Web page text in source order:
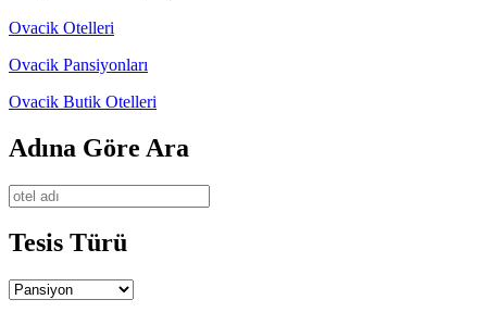
Ovacik Otelleri
Ovacik Pansiyonları
Ovacik Butik Otelleri
Adına Göre Ara
Tesis Türü